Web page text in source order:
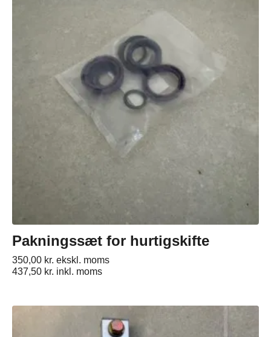
Pakningssæt for hurtigskifte
350,00 kr. ekskl. moms
437,50 kr. inkl. moms